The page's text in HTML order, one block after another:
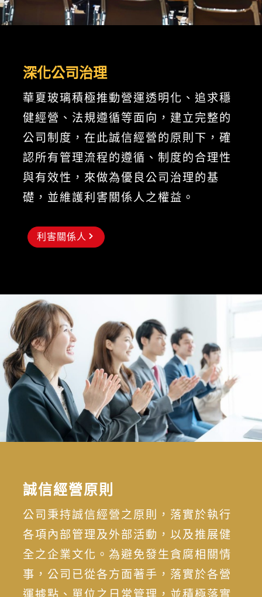
深化公司治理
華夏玻璃積極推動營運透明化、追求穩
健經營、法規遵循等面向，建立完整的
公司制度，在此誠信經營的原則下，確
認所有管理流程的遵循、制度的合理性
與有效性，來做為優良公司治理的基
礎，並維護利害關係人之權益。
利害關係人
誠信經營原則
公司秉持誠信經營之原則，落實於執行
各項內部管理及外部活動，以及推展健
全之企業文化。為避免發生貪腐相關情
事，公司已從各方面著手，落實於各營